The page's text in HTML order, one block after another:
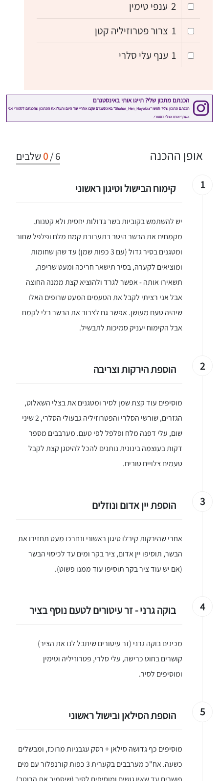
2 ענפי טימין
1 צרור פטרוזיליה קטן
1 ענף עלי סלרי
6
/
0 שלבים אופן ההכנה
1 קימוח הבישול וטיגון ראשוני
יש להשתמש בקוביות בשר גדולות יחסית ולא קטנות.
מקמחים את הבשר היטב בתערובת קמח מלח ופלפל שחור
ומטגנים בסיר גדול (עם 3 כפות שמן) עד שהן שחומות
ומוציאים לקערה, בסיר תישאר חריכה ומעט שריפה,
תשאירו אותה - אפשר לגרד ולהוציא קצת ממנה החוצה
אבל אני רציתי לקבל את הטעמים המעט שרופים האלו
שיהיה טעם מעושן. אפשר גם לצרוב את הבשר בלי לקמח
אבל הקימוח יעניק סמיכות לתבשיל.
2 הוספת הירקות וצריבה
מוסיפים עוד קצת שמן לסיר ומטגנים את בצלי השאלוט,
הגזרים, שורשי הסלרי והפטרוזיליה גבעולי הסלרי, 2 שיני
שום, עלי דפנה מלח ופלפל לפי טעם. מערבבים מספר
דקות בעוצמה בינונית נותנים להכל להיטגן קצת לקבל
טעמים צלויים טובים.
3 הוספת יין אדום ונוזלים
אחרי שהירקות קיבלו טיגון ראשוני ונחרכו מעט תחזירו את
הבשר, תוסיפו יין אדום, ציר בקר ומים עד לכיסוי הבשר
(אם יש עוד ציר בקר תוסיפו עוד ממנו פשוט).
4 בוקה גרני - זר עיטורים לטעם נוסף בציר
מכינים בוקה גרני (זר עיטורים שיתבל לנו את הציר)
קושרים בחוט כרישה, עלי סלרי, פטרוזיליה וטימין
ומוסיפים לסיר.
5 הוספת הסילאן ובישול ראשוני
מוסיפים כף גדושה סילאן + רסק עגבניות מרוכז, ומבשלים
כשעה. אח"כ מערבבים בקערית 3 כפות קורנפלור עם מים